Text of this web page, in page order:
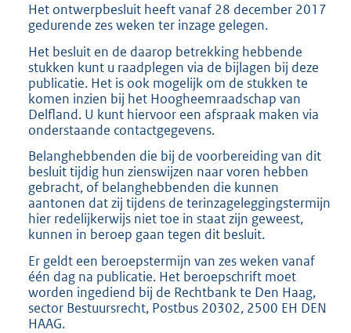
Het ontwerpbesluit heeft vanaf 28 december 2017
gedurende zes weken ter inzage gelegen.
Het besluit en de daarop betrekking hebbende
stukken kunt u raadplegen via de bijlagen bij deze
publicatie. Het is ook mogelijk om de stukken te
komen inzien bij het Hoogheemraadschap van
Delfland. U kunt hiervoor een afspraak maken via
onderstaande contactgegevens.
Belanghebbenden die bij de voorbereiding van dit
besluit tijdig hun zienswijzen naar voren hebben
gebracht, of belanghebbenden die kunnen
aantonen dat zij tijdens de terinzageleggingstermijn
hier redelijkerwijs niet toe in staat zijn geweest,
kunnen in beroep gaan tegen dit besluit.
Er geldt een beroepstermijn van zes weken vanaf
één dag na publicatie. Het beroepschrift moet
worden ingediend bij de Rechtbank te Den Haag,
sector Bestuursrecht, Postbus 20302, 2500 EH DEN
HAAG.